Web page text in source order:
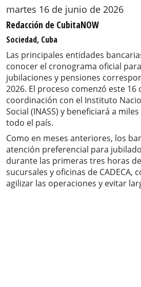
martes 16 de junio de 2026
Redacción de CubitaNOW
Sociedad, Cuba
Las principales entidades
conocer el cronograma oficial
jubilaciones y pensiones
2026. El proceso comenzó este 16
coordinación con el Instituto
Social (INASS) y beneficiará a
todo el país.
Como en meses anteriores, los
atención preferencial para
durante las primeras tres horas
sucursales y oficinas de CADECA,
agilizar las operaciones y evitar